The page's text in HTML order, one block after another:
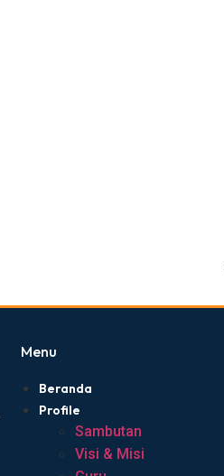
Menu
Beranda
Profile
Sambutan
Visi & Misi